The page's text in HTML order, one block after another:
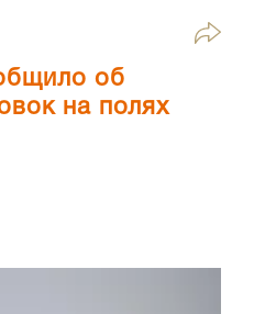
об
на полях